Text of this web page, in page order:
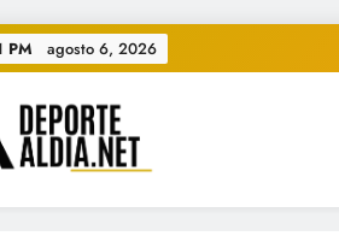
PM agosto 6, 2026
AL DIA •
#deportealdia